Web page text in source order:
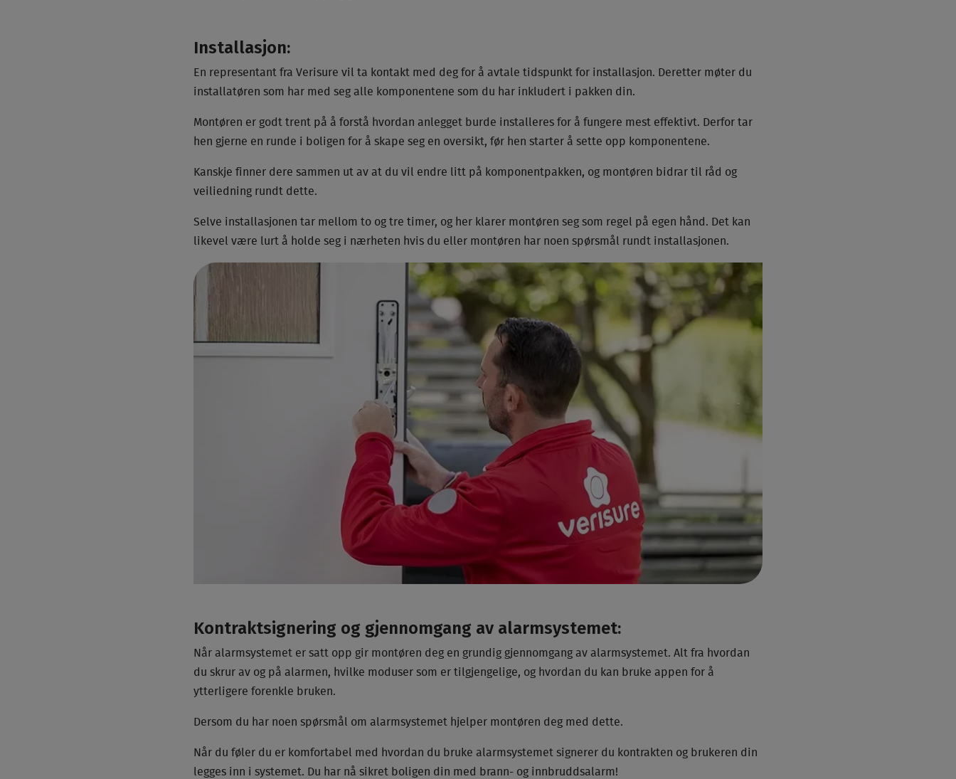
Installasjon:
En representant fra Verisure vil ta kontakt med deg for å avtale tidspunkt for installasjon. Deretter møter du
installatøren som har med seg alle komponentene som du har inkludert i pakken din.
Montøren er godt trent på å forstå hvordan anlegget burde installeres for å fungere mest effektivt. Derfor tar
hen gjerne en runde i boligen for å skape seg en oversikt, før hen starter å sette opp komponentene.
Kanskje finner dere sammen ut av at du vil endre litt på komponentpakken, og montøren bidrar til råd og
veiliedning rundt dette.
Selve installasjonen tar mellom to og tre timer, og her klarer montøren seg som regel på egen hånd. Det kan
likevel være lurt å holde seg i nærheten hvis du eller montøren har noen spørsmål rundt installasjonen.
Kontraktsignering og gjennomgang av alarmsystemet:
Når alarmsystemet er satt opp gir montøren deg en grundig gjennomgang av alarmsystemet. Alt fra hvordan
du skrur av og på alarmen, hvilke moduser som er tilgjengelige, og hvordan du kan bruke appen for å
ytterligere forenkle bruken.
Dersom du har noen spørsmål om alarmsystemet hjelper montøren deg med dette.
Når du føler du er komfortabel med hvordan du bruke alarmsystemet signerer du kontrakten og brukeren din
legges inn i systemet. Du har nå sikret boligen din med brann- og innbruddsalarm!